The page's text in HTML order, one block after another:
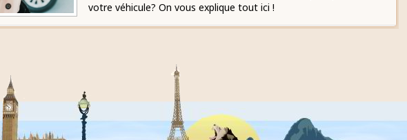
votre véhicule? On vous explique tout ici !